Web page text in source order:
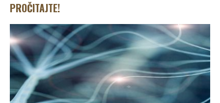
PROČITAJTE!